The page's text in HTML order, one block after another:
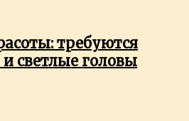
требуются
светлые головы